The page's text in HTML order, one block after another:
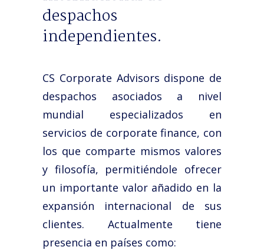
Noticias
Trabaja con nosotros
English
despachos
independientes.
CS Corporate Advisors dispone de
despachos asociados a nivel
mundial especializados en
servicios de corporate finance, con
los que comparte mismos valores
y filosofía, permitiéndole ofrecer
un importante valor añadido en la
expansión internacional de sus
clientes. Actualmente tiene
presencia en países como: